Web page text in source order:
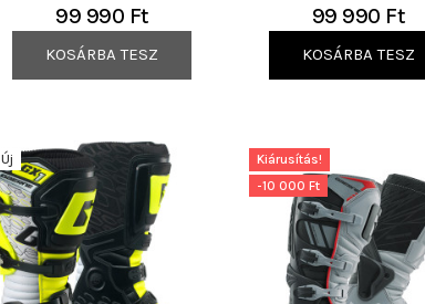
99 990 Ft
KOSÁRBA TESZ
99 990 Ft
KOSÁRBA TESZ
Új
Kiárusítás!
-10 000 Ft